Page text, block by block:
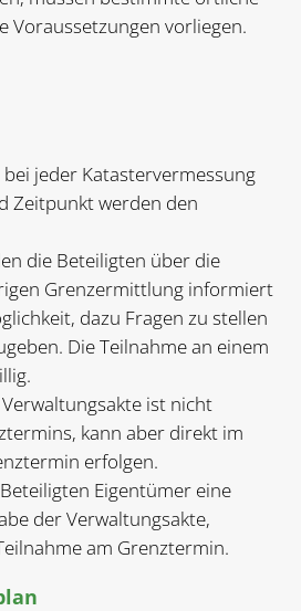
Voraussetzungen vorliegen.
jeder Katastervermessung
Zeitpunkt werden den
die Beteiligten über die
Grenzermittlung informiert
dazu Fragen zu stellen
Die Teilnahme an einem
ist nicht
kann aber direkt im
erfolgen.
Eigentümer eine
der Verwaltungsakte,
am Grenztermin.